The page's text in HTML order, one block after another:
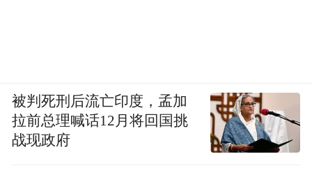
被判死刑后流亡印度，孟加
拉前总理喊话12月将回国挑
战现政府